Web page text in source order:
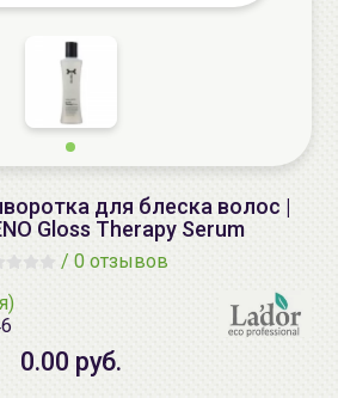
для блеска волос |
Gloss Therapy Serum
/ 0 отзывов
0.00 руб.